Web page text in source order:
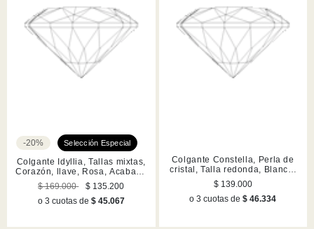
-20%
Colgante Idyllia, Tallas mixtas,
Corazón, llave, Rosa, Acabado
en tono oro
$ 169.000
$ 135.200
o 3 cuotas de $ 45.067
Colgante Constella, Perla de
cristal, Talla redonda, Blanco,
Acabado en tono oro rosa
$ 139.000
o 3 cuotas de$ 46.334